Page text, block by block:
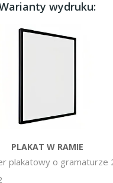
wydruku:
PLAKAT W RAMIE
plakatowy o gramaturze